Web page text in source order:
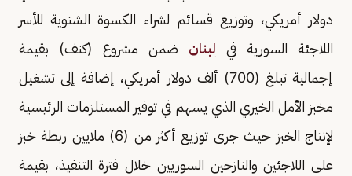
دولار أمريكي، وتوزيع قسائم لشراء الكسوة الشتوية للأسر
اللاجئة السورية في لبنان ضمن مشروع (كنف) بقيمة
إجمالية تبلغ (700) ألف دولار أمريكي، إضافة إلى تشغيل
مخبز الأمل الخيري الذي يسهم في توفير المستلزمات الرئيسية
لإنتاج الخبز حيث جرى توزيع أكثر من (6) ملايين ربطة خبز
على اللاجئين والنازحين السوريين خلال فترة التنفيذ، بقيمة